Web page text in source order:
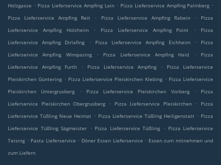
Holzgasse . Pizza Lieferservice Ampfing Lain . Pizza Lieferservice Ampfing Palmberg .
Pizza Lieferservice Ampfing Reit
. Pizza Lieferservice Ampfing Rabein .
Pizza
Lieferservice Ampfing Holzheim
. Pizza Lieferservice Ampfing Point .
Pizza
Lieferservice Ampfing Dirlafing
. Pizza Lieferservice Ampfing Eichheim .
Pizza
Lieferservice Ampfing Wimpasing
. Pizza Lieferservice Ampfing Haid .
Pizza
Lieferservice Ampfing Furth
. Pizza Lieferservice Ampfing .
Pizza Lieferservice
Pleiskirchen Güntering . Pizza Lieferservice Pleiskirchen Klebing . Pizza Lieferservice
Pleiskirchen Untergrusberg
. Pizza Lieferservice Pleiskirchen Vorberg .
Pizza
Lieferservice Pleiskirchen Obergrusberg
. Pizza Lieferservice Pleiskirchen .
Pizza
Lieferservice Tüßling Neue Heimat . Pizza Lieferservice Tüßling Heiligenstatt . Pizza
Lieferservice Tüßling Sägmeister
. Pizza Lieferservice Tüßling . Pizza Lieferservice
Teising . Pasta Lieferservice . Döner Essen Lieferservice . Essen zum mitnehmen und
zum Liefern